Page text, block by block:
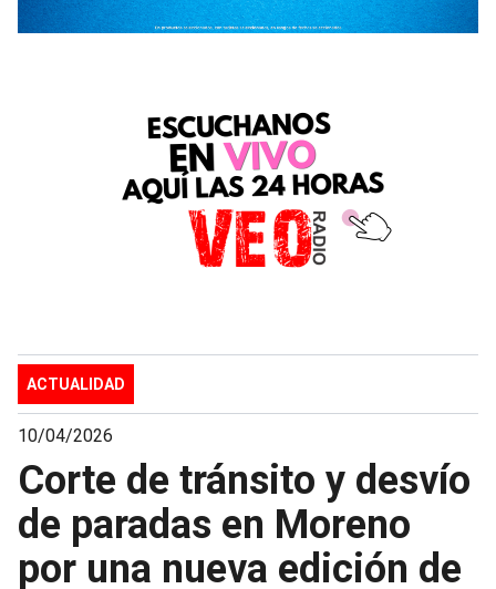
ACTUALIDAD
10/04/2026
Corte de tránsito y desvío
de paradas en Moreno
por una nueva edición de